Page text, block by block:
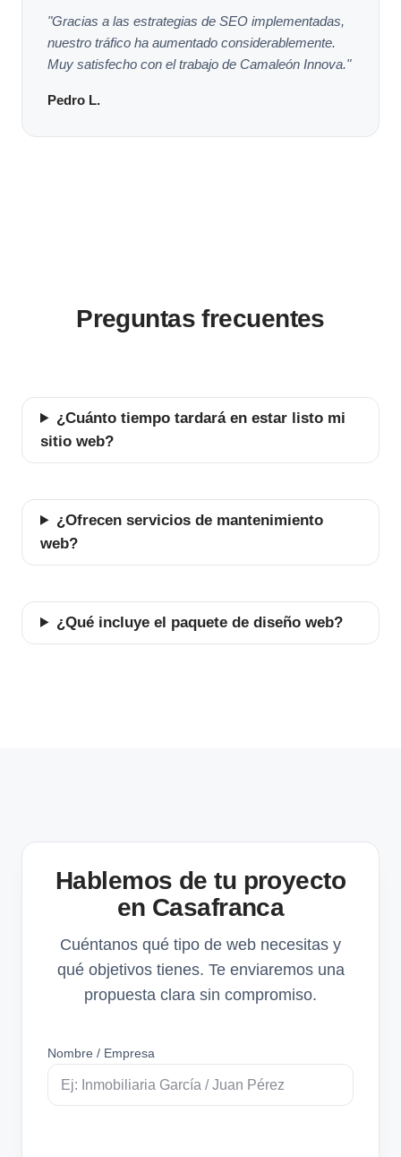
"Gracias a las estrategias de SEO implementadas,
nuestro tráfico ha aumentado considerablemente.
Muy satisfecho con el trabajo de Camaleón Innova."
Pedro L.
Preguntas frecuentes
¿Cuánto tiempo tardará en estar listo mi
sitio web?
¿Ofrecen servicios de mantenimiento
web?
¿Qué incluye el paquete de diseño web?
Hablemos de tu proyecto
en Casafranca
Cuéntanos qué tipo de web necesitas y
qué objetivos tienes. Te enviaremos una
propuesta clara sin compromiso.
Nombre / Empresa